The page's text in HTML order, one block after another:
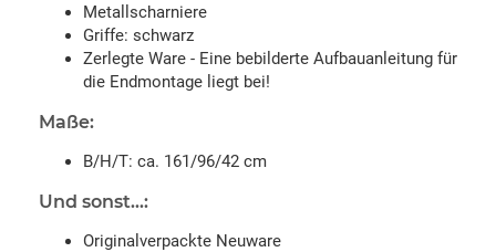
Metallscharniere
Griffe: schwarz
Zerlegte Ware - Eine bebilderte Aufbauanleitung für
die Endmontage liegt bei!
Maße:
B/H/T: ca. 161/96/42 cm
Und sonst...:
Originalverpackte Neuware